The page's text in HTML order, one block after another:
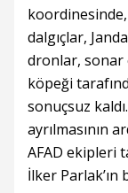
koordinesinde,
dalgıçlar,
dronlar, sonar
köpeği
sonuçsuz
ayrılmasının
AFAD ekipleri
İlker Parlak’ın